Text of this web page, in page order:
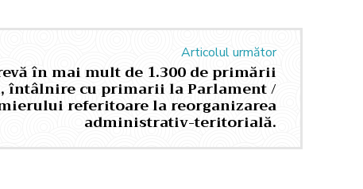
Articolul următor
în mai mult de 1.300 de primării
întâlnire cu primarii la Parlament /
referitoare la reorganizarea
administrativ-teritorială.